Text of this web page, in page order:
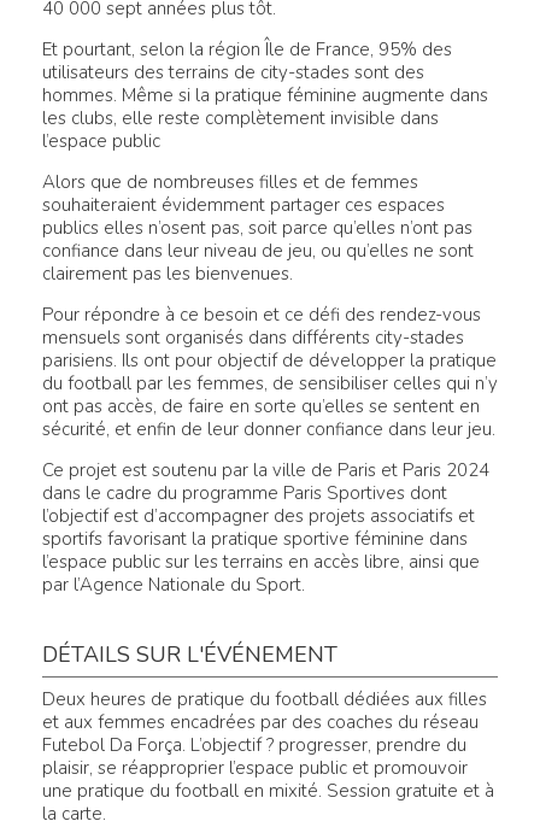
40 000 sept années plus tôt.
Et pourtant, selon la région Île de France, 95% des
utilisateurs des terrains de city-stades sont des
hommes. Même si la pratique féminine augmente dans
les clubs, elle reste complètement invisible dans
l’espace public
Alors que de nombreuses filles et de femmes
souhaiteraient évidemment partager ces espaces
publics elles n’osent pas, soit parce qu’elles n’ont pas
confiance dans leur niveau de jeu, ou qu’elles ne sont
clairement pas les bienvenues.
Pour répondre à ce besoin et ce défi des rendez-vous
mensuels sont organisés dans différents city-stades
parisiens. Ils ont pour objectif de développer la pratique
du football par les femmes, de sensibiliser celles qui n’y
ont pas accès, de faire en sorte qu’elles se sentent en
sécurité, et enfin de leur donner confiance dans leur jeu.
Ce projet est soutenu par la ville de Paris et Paris 2024
dans le cadre du programme Paris Sportives dont
l’objectif est d’accompagner des projets associatifs et
sportifs favorisant la pratique sportive féminine dans
l’espace public sur les terrains en accès libre, ainsi que
par l’Agence Nationale du Sport.
DÉTAILS SUR L'ÉVÉNEMENT
Deux heures de pratique du football dédiées aux filles
et aux femmes encadrées par des coaches du réseau
Futebol Da Força. L’objectif ? progresser, prendre du
plaisir, se réapproprier l’espace public et promouvoir
une pratique du football en mixité. Session gratuite et à
la carte.